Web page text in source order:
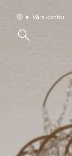
Våra kontor